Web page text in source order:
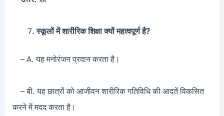
स्कूलों में शारीरिक शिक्षा क्यों महत्वपूर्ण है?
– A. यह मनोरंजन प्रदान करता है।
– बी. यह छात्रों को आजीवन शारीरिक गतिविधि की आदतें विकसित
करने में मदद करता है।